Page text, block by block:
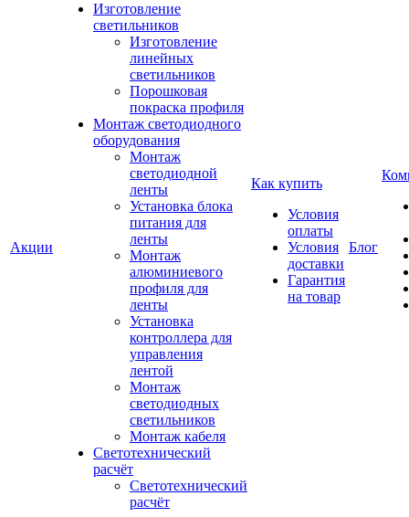
Акции
Изготовление
светильников
Изготовление
линейных
светильников
Порошковая
покраска профиля
Монтаж светодиодного
оборудования
Монтаж
светодиодной
ленты
Установка блока
питания для
ленты
Монтаж
алюминиевого
профиля для
ленты
Установка
контроллера для
управления
лентой
Монтаж
светодиодных
светильников
Монтаж кабеля
Светотехнический
расчёт
Светотехнический
расчёт
Как купить
Условия
оплаты
Условия
доставки
Гарантия
на товар
Блог